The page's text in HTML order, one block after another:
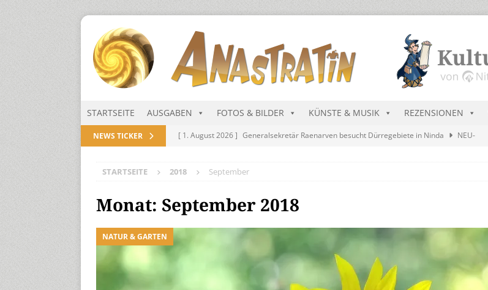
STARTSEITE AUSGABEN FOTOS & BILDER KÜNSTE & MUSIK REZENSIONEN
NEWS TICKER [ 1. August 2026 ] Generalsekretär Raenarven besucht Dürregebiete in Ninda
NEU-
[ 1. August 2026 ] Niarts Musik wird erst mal unöffentlich…
[ 31. Juli 2026 ]
Des Himmels Blau
[ 31. Juli 2026 ]
[ 1. August 2026 ]
Die Niarts Charts im August 2026 MUSIK
STARTSEITE 2018 September
Monat: September 2018
NATUR & GARTEN